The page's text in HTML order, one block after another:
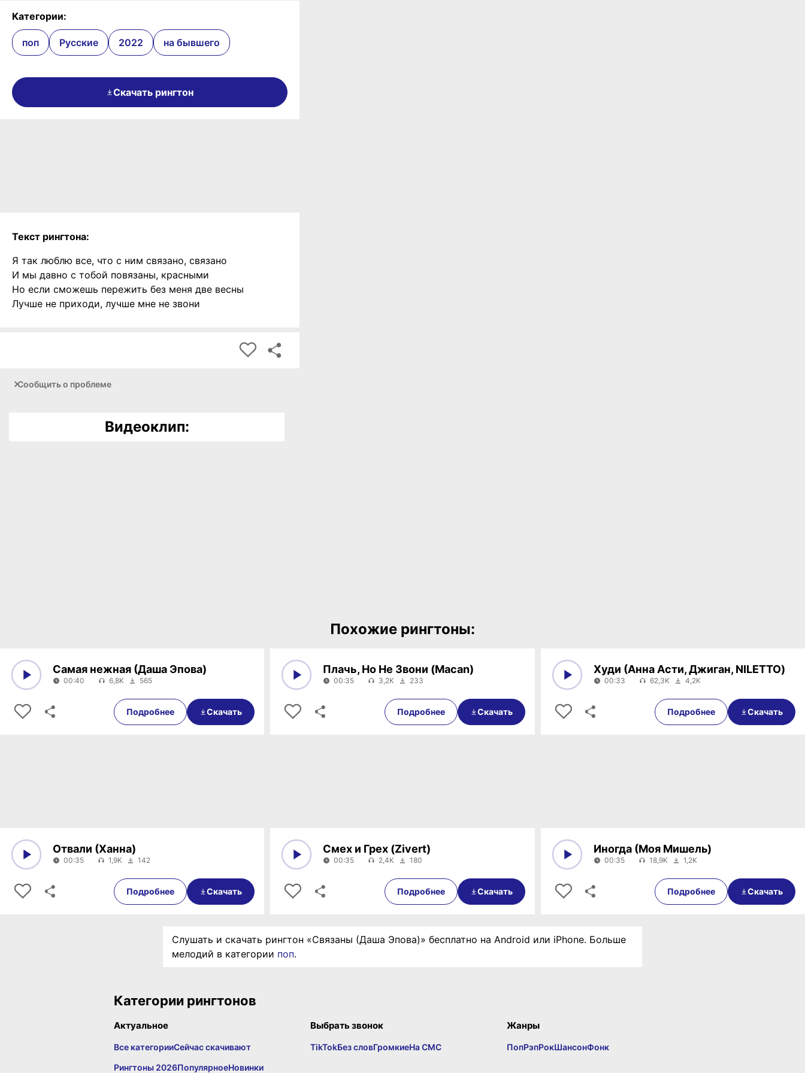
Категории:
поп Русские 2022 на бывшего
Скачать рингтон
Текст рингтона:
Я так люблю все, что с ним связано, связано
И мы давно с тобой повязаны, красными
Но если сможешь пережить без меня две весны
Лучше не приходи, лучше мне не звони
Сообщить о проблеме
Видеоклип:
Похожие рингтоны:
00:40
Самая нежная (Даша Эпова)
00:40 6,8K 565
Подробнее Скачать
00:35
Плачь, Но Не Звони (Macan)
00:35 3,2K 233
Подробнее Скачать
00:33
Худи (Анна Асти, Джиган, NILETTO)
00:33 62,3K 4,2K
Подробнее Скачать
00:35
Отвали (Ханна)
00:35 1,9K 142
Подробнее Скачать
00:35
Смех и Грех (Zivert)
00:35 2,4K 180
Подробнее Скачать
00:35
Иногда (Моя Мишель)
00:35 18,9K 1,2K
Подробнее Скачать
Слушать и скачать рингтон «Связаны (Даша Эпова)» бесплатно на Android или iPhone. Больше
мелодий в категории поп.
Категории рингтонов
Актуальное
Все категорииСейчас скачивают
Рингтоны 2026ПопулярноеНовинки
Выбрать звонок
TikTokБез словГромкиеНа СМС
Жанры
ПопРэпРокШансонФонк